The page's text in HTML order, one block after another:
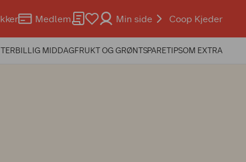
Medlem Min side Coop Kjeder
BILLIG MIDDAGFRUKT OG GRØNTSPARETIPSOM EXTRA